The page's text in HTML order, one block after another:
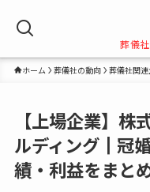
葬儀
ホーム 葬儀社の動向 葬儀社関
【上場企業】株
ルディング┃冠
績・利益をまと